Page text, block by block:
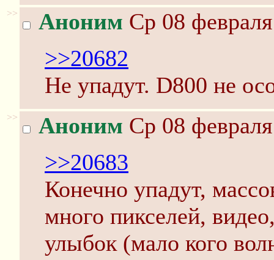
>> Аноним Ср 08
>>20682
Не упадут. D800 не
>> Аноним Ср 08
>>20683
Конечно упадут,
много пикселей,
улыбок (мало кого